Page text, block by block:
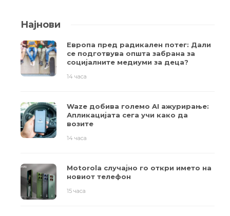
Најнови
Европа пред радикален потег: Дали
се подготвува општа забрана за
социјалните медиуми за деца?
14 часа
Waze добива големо AI ажурирање:
Апликацијата сега учи како да
возите
14 часа
Motorola случајно го откри името на
новиот телефон
15 часа